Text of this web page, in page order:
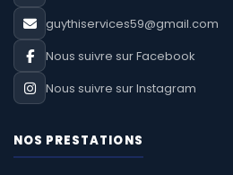
guythiservices59@gmail.com
Nous suivre sur Facebook
Nous suivre sur Instagram
NOS PRESTATIONS